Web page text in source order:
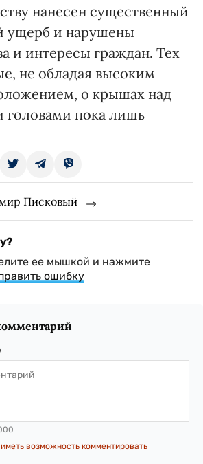
нанесен существенный
ущерб и нарушены
и интересы граждан. Тех
не обладая высоким
о крышах над
головами пока лишь
Писковый
ее мышкой и нажмите
ошибку
возможность комментировать